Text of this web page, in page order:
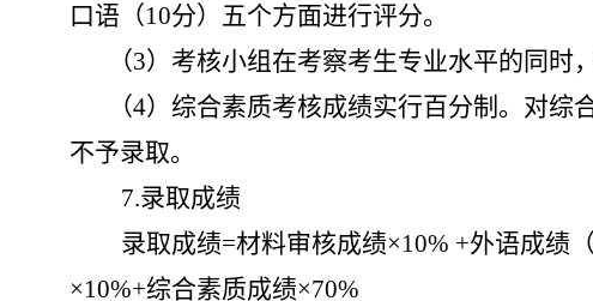
口语（10分）五个方面进行评分。
（3）考核小组在考察考生专业水平的同时
（4）综合素质考核成绩实行百分制。对综
不予录取。
7.录取成绩
录取成绩=材料审核成绩×10% +外语成绩
×10%+综合素质成绩×70%